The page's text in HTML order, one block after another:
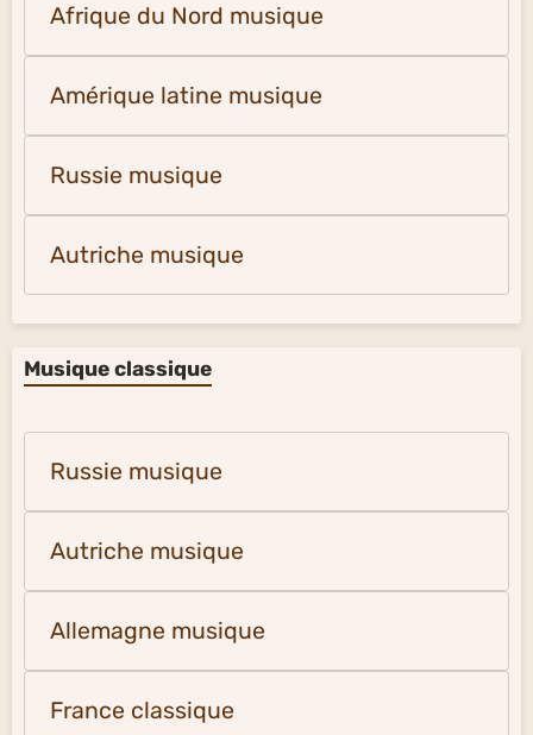
Afrique du Nord musique
Amérique latine musique
Russie musique
Autriche musique
Musique classique
Russie musique
Autriche musique
Allemagne musique
France classique